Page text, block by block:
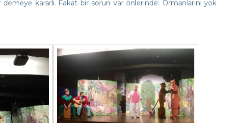
kararlı. Fakat bir sorun var önlerinde: Ormanlarını yok